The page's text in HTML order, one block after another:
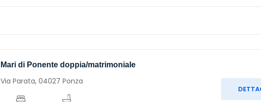
Mari di Ponente doppia/matrimoniale
Via Parata, 04027 Ponza